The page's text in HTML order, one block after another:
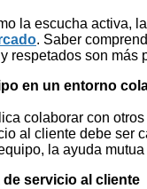
la escucha activa,
. Saber
respetados son
en un entorno
colaborar con
al cliente debe ser
la ayuda
de servicio al cliente